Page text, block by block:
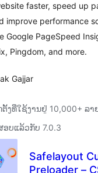
Page Preload
faster, speed up
improve performance
Google PageSpeed
Pingdom, and more.
Gajjar
ງທີ່ໃຊ້ງານຢູ່ 10,000+ ລາ
ອບແລ້ວກັບ 7.0.3
Safelayout
Preloader –